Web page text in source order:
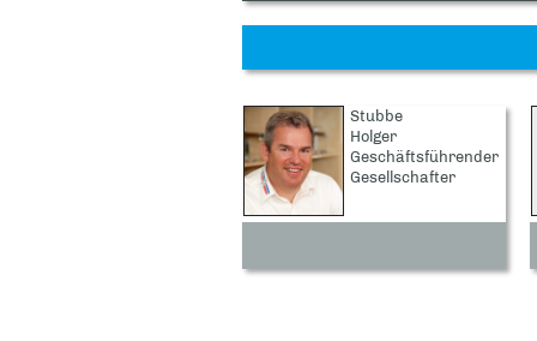
Stubbe
Holger
Geschäftsführender
Gesellschafter